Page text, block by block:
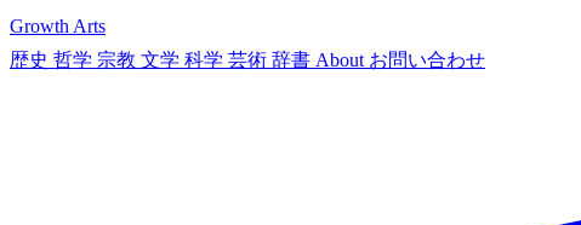
Growth Arts
歴史 哲学 宗教 文学 科学 芸術 辞書 About お問い合わせ